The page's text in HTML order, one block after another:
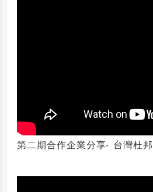
第二期合作企業分享- 台灣杜邦